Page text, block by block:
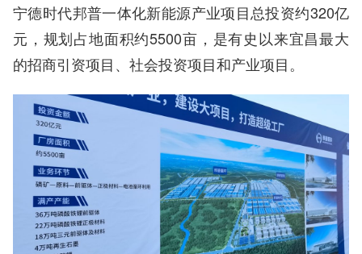
宁德时代邦普一体化新能源产业项目总投资约320亿
元，规划占地面积约5500亩，是有史以来宜昌最大
的招商引资项目、社会投资项目和产业项目。